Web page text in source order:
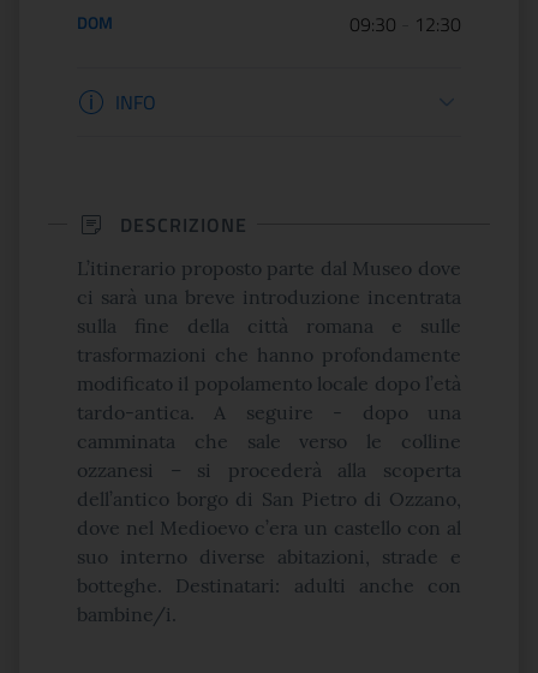
DOM 09:30 12:30
Informazioni apertura
INFO
DESCRIZIONE
L’itinerario proposto parte dal Museo dove
ci sarà una breve introduzione incentrata
sulla fine della città romana e sulle
trasformazioni che hanno profondamente
modificato il popolamento locale dopo l’età
tardo-antica. A seguire - dopo una
camminata che sale verso le colline
ozzanesi – si procederà alla scoperta
dell’antico borgo di San Pietro di Ozzano,
dove nel Medioevo c’era un castello con al
suo interno diverse abitazioni, strade e
botteghe. Destinatari: adulti anche con
bambine/i.